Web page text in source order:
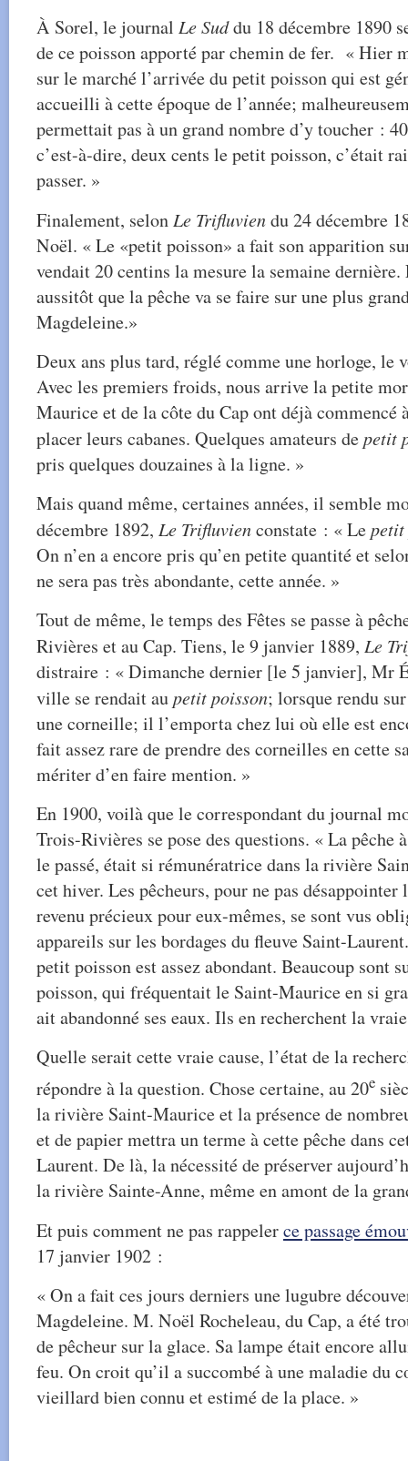
À Sorel, le journal Le Suddu 18 décembre 1890
de ce poisson apporté par chemin de fer. « Hier
sur le marché l’arrivée du petit poisson qui est
accueilli à cette époque de l’année;
permettait pas à un grand nombre d’y toucher
c’est-à-dire, deux cents le petit poisson, c’était
passer. »
Finalement, selon Le Trifluviendu 24 décembre
Noël. « Le «petit poisson» a fait son apparition
vendait 20 centins la mesure la semaine
aussitôt que la pêche va se faire sur une plus
Magdeleine.»
Deux ans plus tard, réglé comme une horloge, le
Avec les premiers froids, nous arrive la petite
Maurice et de la côte du Cap ont déjà commencé
placer leurs cabanes. Quelques amateurs depetit
pris quelques douzaines à la ligne. »
Mais quand même, certaines années, il semble
décembre 1892, Le Trifluvienconstate : « Lepetit
On n’en a encore pris qu’en petite quantité et
ne sera pas très abondante, cette année. »
Tout de même, le temps des Fêtes se passe à
Rivières et au Cap. Tiens, le 9 janvier 1889, Le
distraire : « Dimanche dernier [le 5 janvier], Mr
ville se rendait aupetit poisson; lorsque rendu
une corneille; il l’emporta chez lui où elle est
fait assez rare de prendre des corneilles en cette
mériter d’en faire mention. »
En 1900, voilà que le correspondant du journal
Trois-Rivières se pose des questions. « La pêche
le passé, était si rémunératrice dans la rivière
cet hiver. Les pêcheurs, pour ne pas
revenu précieux pour eux-mêmes, se sont vus
appareils sur les bordages du fleuve Saint-
petit poisson est assez abondant. Beaucoup sont
poisson, qui fréquentait le Saint-Maurice en si
ait abandonné ses eaux. Ils en recherchent la
Quelle serait cette vraie cause, l’état de la
répondre à la question. Chose certaine, au 20e
la rivière Saint-Maurice et la présence de
et de papier mettra un terme à cette pêche dans
Laurent. De là, la nécessité de préserver
la rivière Sainte-Anne, même en amont de la
Et puis comment ne pas rappelerce passage
17 janvier 1902 :
« On a fait ces jours derniers une lugubre
Magdeleine. M. Noël Rocheleau, du Cap, a été
de pêcheur sur la glace. Sa lampe était encore
feu. On croit qu’il a succombé à une maladie du
vieillard bien connu et estimé de la place. »